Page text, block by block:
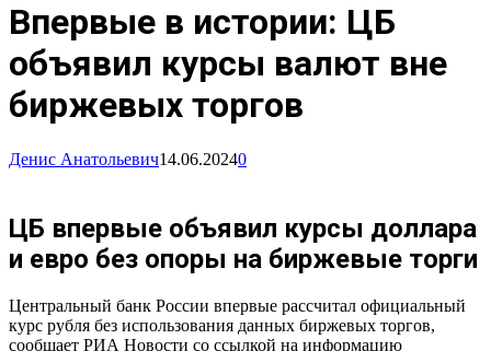
Впервые в истории: ЦБ
объявил курсы валют вне
биржевых торгов
Денис Анатольевич14.06.20240
ЦБ впервые объявил курсы доллара
и евро без опоры на биржевые торги
Центральный банк России впервые рассчитал официальный
курс рубля без использования данных биржевых торгов,
сообщает РИА Новости со ссылкой на информацию